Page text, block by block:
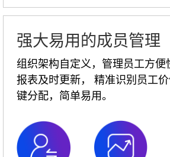
强大易用的成员管理
组织架构自定义，管理员工方便
报表及时更新， 精准识别员工
键分配，简单易用。